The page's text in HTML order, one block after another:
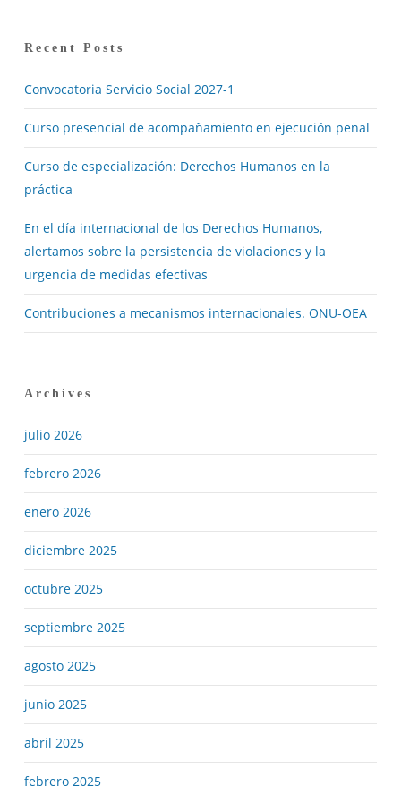
Recent Posts
Convocatoria Servicio Social 2027-1
Curso presencial de acompañamiento en ejecución penal
Curso de especialización: Derechos Humanos en la
práctica
En el día internacional de los Derechos Humanos,
alertamos sobre la persistencia de violaciones y la
urgencia de medidas efectivas
Contribuciones a mecanismos internacionales. ONU-OEA
Archives
julio 2026
febrero 2026
enero 2026
diciembre 2025
octubre 2025
septiembre 2025
agosto 2025
junio 2025
abril 2025
febrero 2025